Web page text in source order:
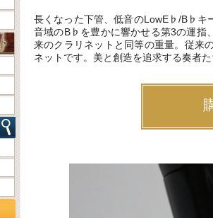
長くなった下管、低音のLowE♭/B♭キ
音域のB♭を豊かに響かせる第3の運指
来のクラリネットと同等の重量。従来
ネットです。美と創造を追求する奏者